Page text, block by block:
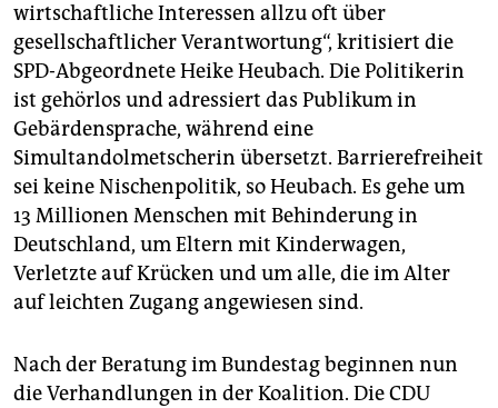
wirtschaftliche Interessen allzu oft über
gesellschaftlicher Verantwortung“, kritisiert die
SPD-Abgeordnete Heike Heubach. Die Politikerin
ist gehörlos und adressiert das Publikum in
Gebärdensprache, während eine
Simultandolmetscherin übersetzt. Barrierefreiheit
sei keine Nischenpolitik, so Heubach. Es gehe um
13 Millionen Menschen mit Behinderung in
Deutschland, um Eltern mit Kinderwagen,
Verletzte auf Krücken und um alle, die im Alter
auf leichten Zugang angewiesen sind.
Nach der Beratung im Bundestag beginnen nun
die Verhandlungen in der Koalition. Die CDU